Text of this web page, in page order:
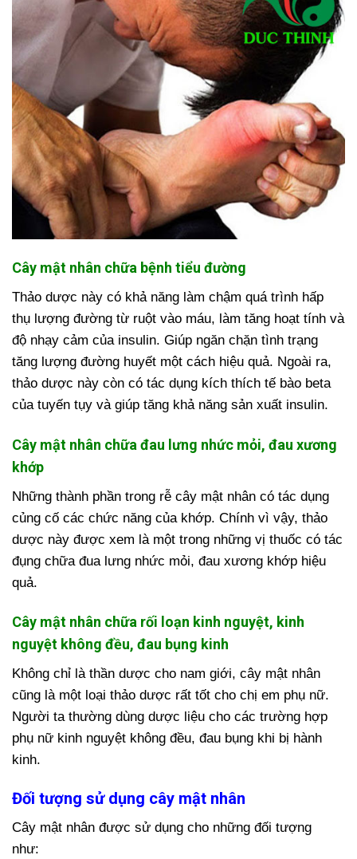
Cây mật nhân chữa bệnh tiểu đường
Thảo dược này có khả năng làm chậm quá trình hấp
thụ lượng đường từ ruột vào máu, làm tăng hoạt tính và
độ nhạy cảm của insulin. Giúp ngăn chặn tình trạng
tăng lượng đường huyết một cách hiệu quả. Ngoài ra,
thảo dược này còn có tác dụng kích thích tế bào beta
của tuyến tụy và giúp tăng khả năng sản xuất insulin.
Cây mật nhân chữa đau lưng nhức mỏi, đau xương
khớp
Những thành phần trong rễ cây mật nhân có tác dụng
củng cố các chức năng của khớp. Chính vì vậy, thảo
dược này được xem là một trong những vị thuốc có tác
đụng chữa đua lưng nhức mỏi, đau xương khớp hiệu
quả.
Cây mật nhân chữa rối loạn kinh nguyệt, kinh
nguyệt không đều, đau bụng kinh
Không chỉ là thần dược cho nam giới, cây mật nhân
cũng là một loại thảo dược rất tốt cho chị em phụ nữ.
Người ta thường dùng dược liệu cho các trường hợp
phụ nữ kinh nguyệt không đều, đau bụng khi bị hành
kinh.
Đối tượng sử dụng cây mật nhân
Cây mật nhân được sử dụng cho những đối tượng
như: